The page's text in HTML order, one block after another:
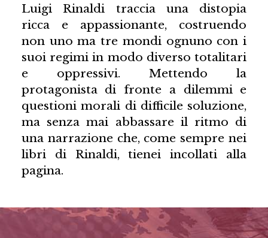
Luigi Rinaldi traccia una distopia
ricca e appassionante, costruendo
non uno ma tre mondi ognuno con i
suoi regimi in modo diverso totalitari
e oppressivi. Mettendo la
protagonista di fronte a dilemmi e
questioni morali di difficile soluzione,
ma senza mai abbassare il ritmo di
una narrazione che, come sempre nei
libri di Rinaldi, tienei incollati alla
pagina.